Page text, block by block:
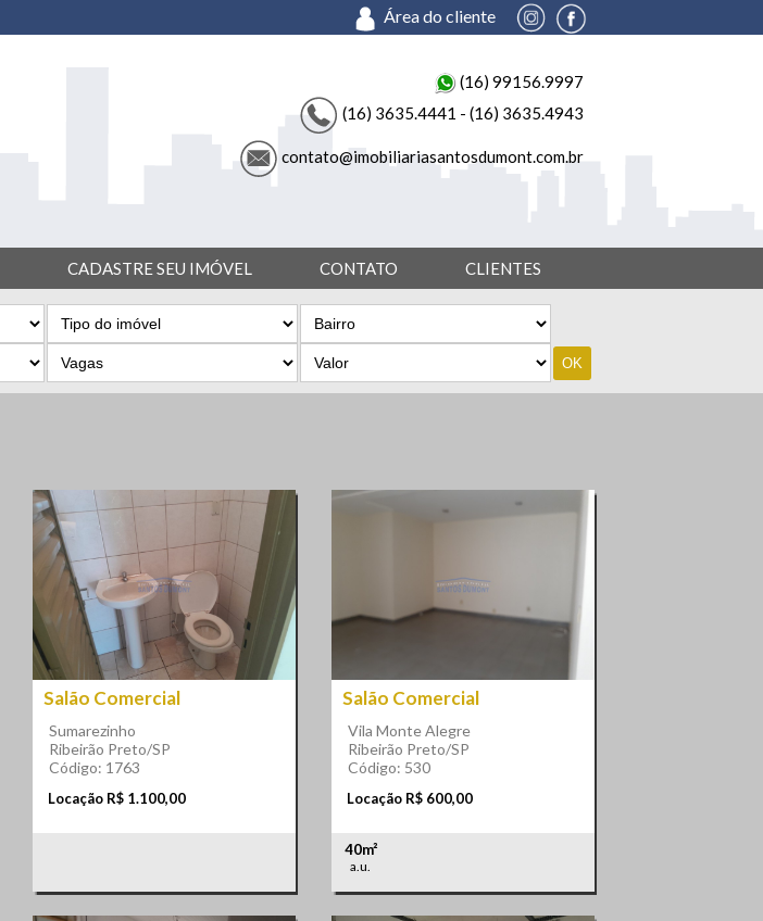
Área do cliente
(16) 99156.9997
(16) 3635.4441 - (16) 3635.4943
contato@imobiliariasantosdumont.com.br
CADASTRE SEU IMÓVEL CONTATO CLIENTES
Salão Comercial
Sumarezinho
Ribeirão Preto/SP
Código: 1763
Locação R$ 1.100,00
Salão Comercial
Vila Monte Alegre
Ribeirão Preto/SP
Código: 530
Locação R$ 600,00
40m²
a.u.